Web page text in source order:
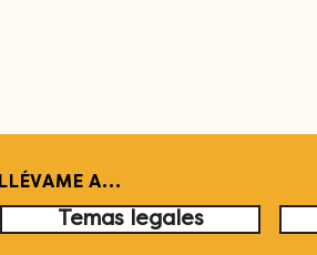
LLÉVAME A...
Temas legales